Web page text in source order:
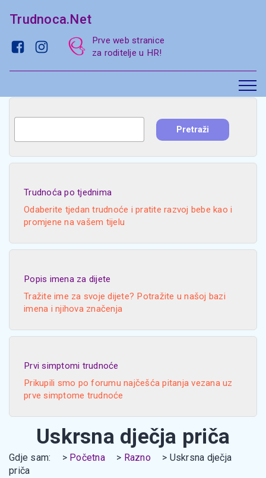
Trudnoca.Net
Prve web stranice
za roditelje u HR!
Trudnoća po tjednima
Odaberite tjedan trudnoće i pratite razvoj bebe kao i
promjene na vašem tijelu
Popis imena za dijete
Tražite ime za svoje dijete? Potražite u našoj bazi
imena i njihova značenja
Prvi simptomi trudnoće
Prikupili smo po forumu najčešća pitanja vezana uz
prve simptome trudnoće
Uskrsna dječja priča
Gdje sam: Početna Razno
Uskrsna dječja
priča